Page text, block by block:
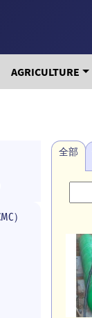
AGRICULTURE
全部